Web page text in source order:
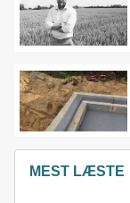
MEST LÆSTE